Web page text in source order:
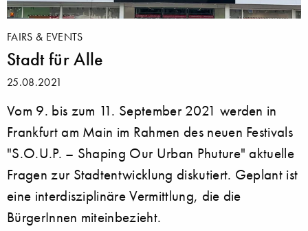
FAIRS & EVENTS
Stadt für Alle
25.08.2021
Vom 9. bis zum 11. September 2021 werden in
Frankfurt am Main im Rahmen des neuen Festivals
"S.O.U.P. – Shaping Our Urban Phuture" aktuelle
Fragen zur Stadtentwicklung diskutiert. Geplant ist
eine interdisziplinäre Vermittlung, die die
BürgerInnen miteinbezieht.